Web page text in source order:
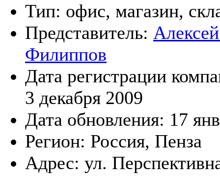
Тип: офис, магазин,
Представитель:
Филиппов
Дата регистрации
3 декабря 2009
Дата обновления: 17
Регион: Россия, Пенза
Адрес: ул.